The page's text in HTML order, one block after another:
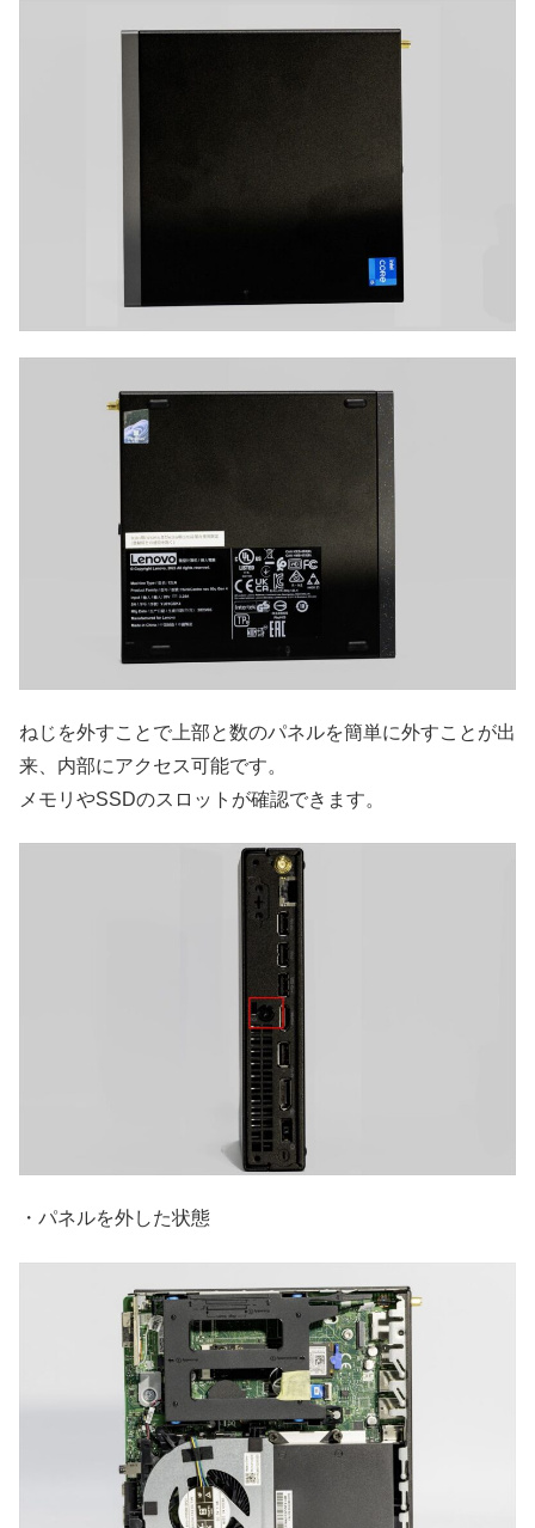
ねじを外すことで上部と数のパネルを簡単に外すことが出
来、内部にアクセス可能です。
メモリやSSDのスロットが確認できます。
・パネルを外した状態